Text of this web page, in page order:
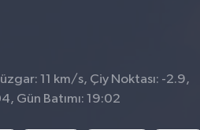
11 km/s, Çiy Noktası: -2.9,
Gün Batımı: 19:02